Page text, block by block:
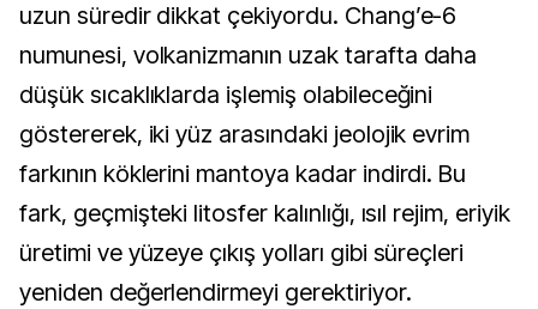
uzun süredir dikkat çekiyordu. Chang’e-6
numunesi, volkanizmanın uzak tarafta daha
düşük sıcaklıklarda işlemiş olabileceğini
göstererek, iki yüz arasındaki jeolojik evrim
farkının köklerini mantoya kadar indirdi. Bu
fark, geçmişteki litosfer kalınlığı, ısıl rejim, eriyik
üretimi ve yüzeye çıkış yolları gibi süreçleri
yeniden değerlendirmeyi gerektiriyor.